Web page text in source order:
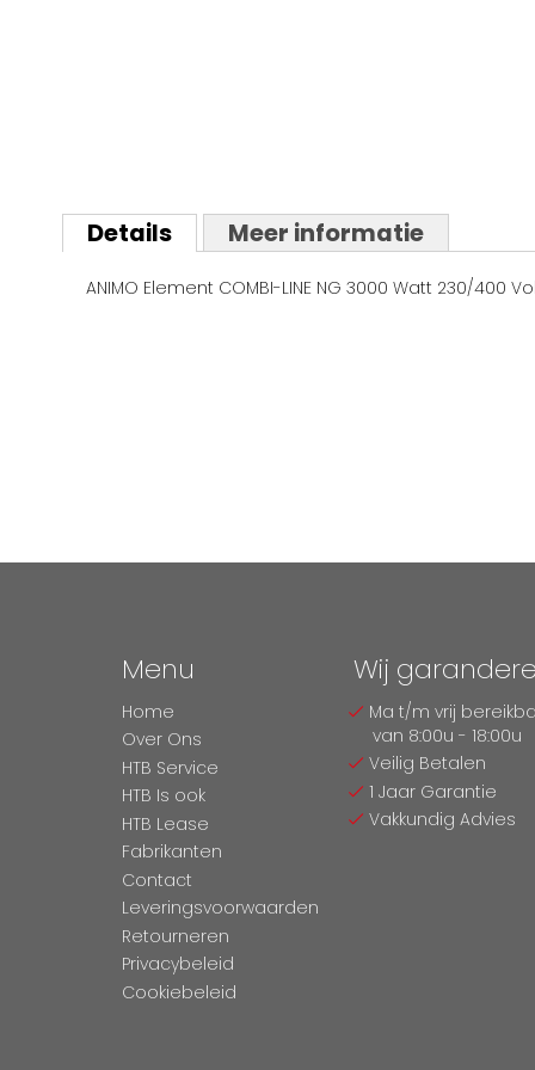
naar
het
van
Details
ANIMO Element COMBI-LINE NG 3000 Watt 230/400
Meer informatie
Menu
Home
Over Ons
HTB Service
HTB Is ook
HTB Lease
Fabrikanten
Contact
Leveringsvoorwaarden
Retourneren
Privacybeleid
Cookiebeleid
Wij
Ma t/m vrij
van 8:00u - 18:00u
Veilig Betalen
1 Jaar Garantie
Vakkundig Advies